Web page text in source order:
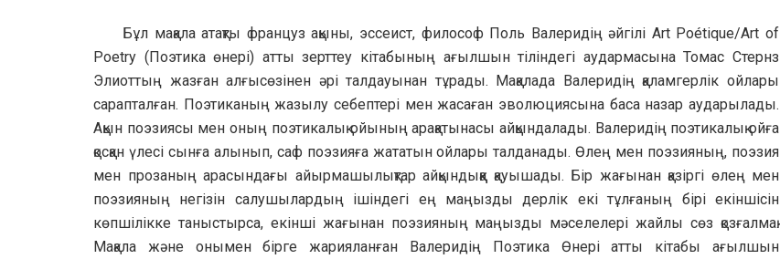
Бұл мақала атақты француз ақыны, эссеист, философ Поль Валеридің әйгілі Аrt Poétique/Art of
Poetry (Поэтика өнері) атты зерттеу кітабының ағылшын тіліндегі аудармасына Томас Стернз
Элиоттың жазған алғысөзінен әрі талдауынан тұрады. Мақалада Валеридің қаламгерлік ойлары
сарапталған. Поэтиканың жазылу себептері мен жасаған эволюциясына баса назар аударылады.
Ақын поэзиясы мен оның поэтикалық ойының арақатынасы айқындалады. Валеридің поэтикалық ойға
қосқан үлесі сынға алынып, саф поэзияға жататын ойлары талданады. Өлең мен поэзияның, поэзия
мен прозаның арасындағы айырмашылықтар айқындыққа қауышады. Бір жағынан қазіргі өлең мен
поэзияның негізін салушылардың ішіндегі ең маңызды дерлік екі тұлғаның бірі екіншісін
көпшілікке таныстырса, екінші жағынан поэзияның маңызды мәселелері жайлы сөз қозғалмақ.
Мақала және онымен бірге жарияланған Валеридің Поэтика Өнері атты кітабы ағылшын